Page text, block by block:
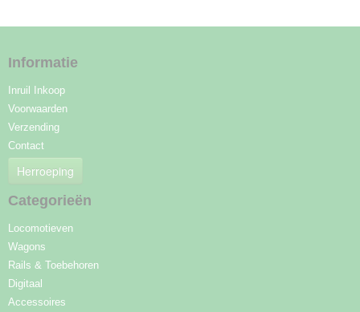
Informatie
Inruil Inkoop
Voorwaarden
Verzending
Contact
Herroeping
Categorieën
Locomotieven
Wagons
Rails & Toebehoren
Digitaal
Accessoires